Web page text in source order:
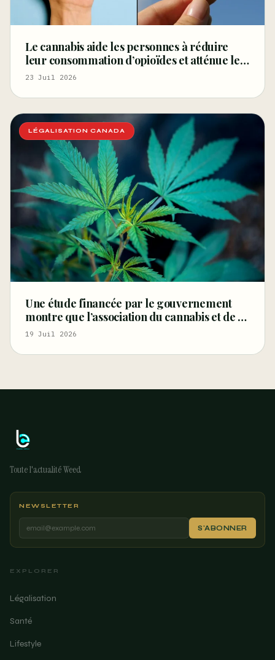
Le cannabis aide les personnes à réduire
leur consommation d’opioïdes et atténue les
symptômes de sevrage, selon une étude
Marijuana Moment
23 Juil 2026
LÉGALISATION CANADA
Une étude financée par le gouvernement
montre que l’association du cannabis et de la
musique renforce les bienfaits
médicaments sur
19 Juil 2026
Toute l'actualité Weed
NEWSLETTER
S'ABONNER
EXPLORER
Légalisation
Santé
Lifestyle